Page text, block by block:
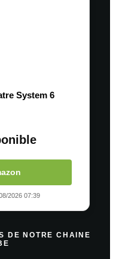
System 6
2026 07:39
DE NOTRE CHAINE